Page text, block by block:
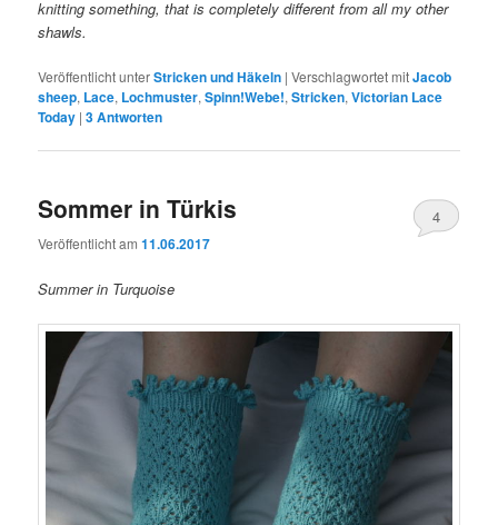
knitting something, that is completely different from all my other
shawls.
Veröffentlicht unterStricken und Häkeln |Verschlagwortet mitJacob
sheep, Lace, Lochmuster,Spinn!Webe!,Stricken,Victorian Lace
Today |3Antworten
Sommer in Türkis
Veröffentlicht am11.06.2017
4
Summer in Turquoise